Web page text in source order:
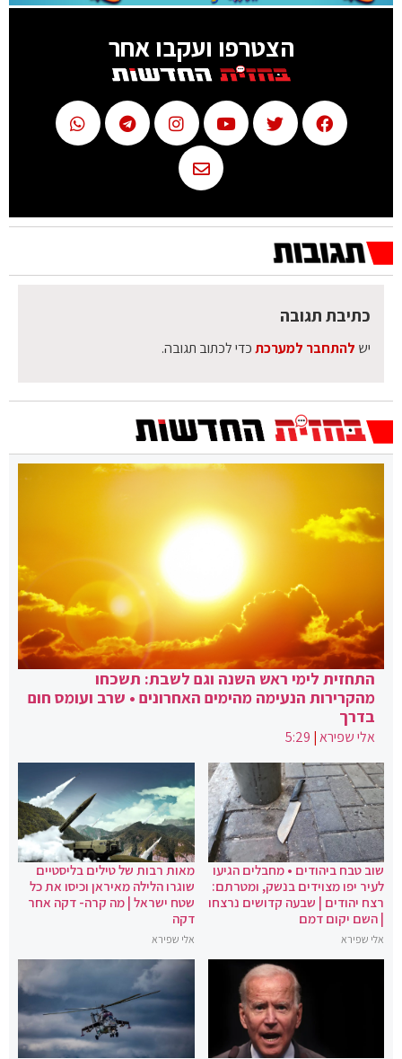
הצטרפו ועקבו אחר
כתיבת תגובה
יש להתחבר למערכתכדי לכתוב תגובה.
התחזית לימי ראש השנה וגם לשבת: תשכחו
מהקרירות הנעימה מהימים האחרונים • שרב ועומס חום
בדרך
אלי שפירא|
5:29
שוב טבח ביהודים • מחבלים הגיעו
לעיר יפו מצוידים בנשק, ומטרתם:
רצח יהודים | שבעה קדושים נרצחו
| השם יקום דמם
אלי שפירא
מאות רבות של טילים בליסטיים
שוגרו הלילה מאיראן וכיסו את כל
שטח ישראל | מה קרה- דקה אחר
דקה
אלי שפירא